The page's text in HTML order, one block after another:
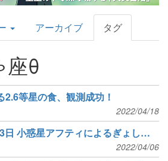
アーカイブ タグ
座θ
2.6等星の食、観測成功！
2022/04/18
2022年4月13日 小惑星アフティによるぎょしゃ座θ星マハシムの食
2022/04/06